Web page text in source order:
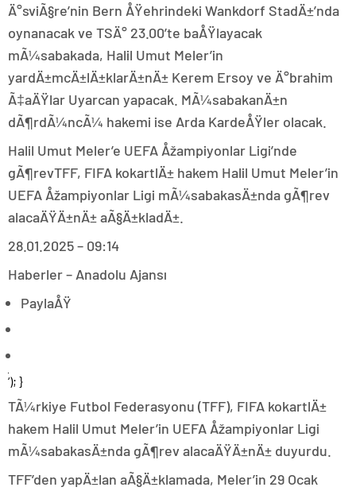
Ä°sviÃ§re’nin Bern ÅŸehrindeki Wankdorf StadÄ±’nda
oynanacak ve TSÄ° 23.00’te baÅŸlayacak
mÃ¼sabakada, Halil Umut Meler’in
yardÄ±mcÄ±lÄ±klarÄ±nÄ± Kerem Ersoy ve Ä°brahim
Ã‡aÄŸlar Uyarcan yapacak. MÃ¼sabakanÄ±n
dÃ¶rdÃ¼ncÃ¼ hakemi ise Arda KardeÅŸler olacak.
Halil Umut Meler’e UEFA Åžampiyonlar Ligi’nde
gÃ¶revTFF, FIFA kokartlÄ± hakem Halil Umut Meler’in
UEFA Åžampiyonlar Ligi mÃ¼sabakasÄ±nda gÃ¶rev
alacaÄŸÄ±nÄ± aÃ§Ä±kladÄ±.
28.01.2025 – 09:14
Haberler – Anadolu Ajansı
PaylaÅŸ
‘); }
TÃ¼rkiye Futbol Federasyonu (TFF), FIFA kokartlÄ±
hakem Halil Umut Meler’in UEFA Åžampiyonlar Ligi
mÃ¼sabakasÄ±nda gÃ¶rev alacaÄŸÄ±nÄ± duyurdu.
TFF’den yapÄ±lan aÃ§Ä±klamada, Meler’in 29 Ocak